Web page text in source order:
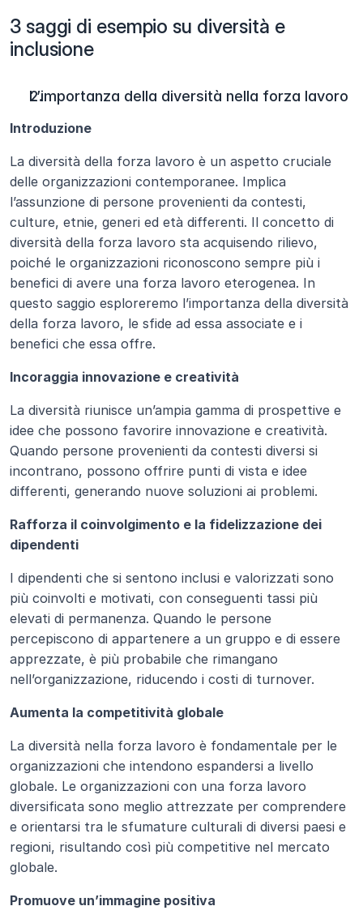
3 saggi di esempio su diversità e
inclusione
L’importanza della diversità nella forza lavoro
Introduzione
La diversità della forza lavoro è un aspetto cruciale
delle organizzazioni contemporanee. Implica
l’assunzione di persone provenienti da contesti,
culture, etnie, generi ed età differenti. Il concetto di
diversità della forza lavoro sta acquisendo rilievo,
poiché le organizzazioni riconoscono sempre più i
benefici di avere una forza lavoro eterogenea. In
questo saggio esploreremo l’importanza della diversità
della forza lavoro, le sfide ad essa associate e i
benefici che essa offre.
Incoraggia innovazione e creatività
La diversità riunisce un’ampia gamma di prospettive e
idee che possono favorire innovazione e creatività.
Quando persone provenienti da contesti diversi si
incontrano, possono offrire punti di vista e idee
differenti, generando nuove soluzioni ai problemi.
Rafforza il coinvolgimento e la fidelizzazione dei
dipendenti
I dipendenti che si sentono inclusi e valorizzati sono
più coinvolti e motivati, con conseguenti tassi più
elevati di permanenza. Quando le persone
percepiscono di appartenere a un gruppo e di essere
apprezzate, è più probabile che rimangano
nell’organizzazione, riducendo i costi di turnover.
Aumenta la competitività globale
La diversità nella forza lavoro è fondamentale per le
organizzazioni che intendono espandersi a livello
globale. Le organizzazioni con una forza lavoro
diversificata sono meglio attrezzate per comprendere
e orientarsi tra le sfumature culturali di diversi paesi e
regioni, risultando così più competitive nel mercato
globale.
Promuove un’immagine positiva